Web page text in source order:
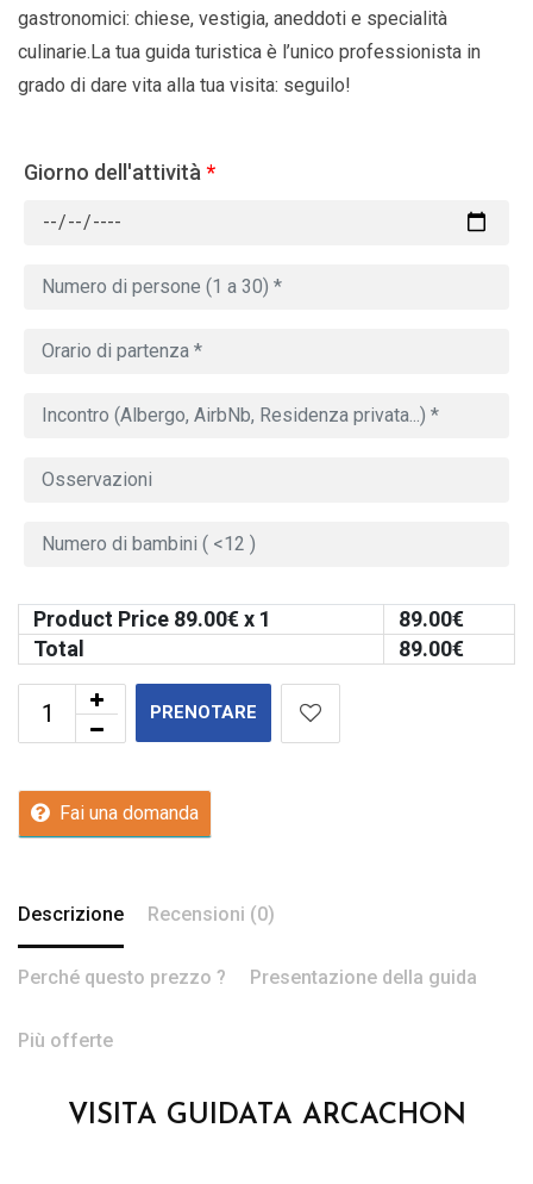
gastronomici: chiese, vestigia, aneddoti e specialità
culinarie.La tua guida turistica è l’unico professionista in
grado di dare vita alla tua visita: seguilo!
Giorno dell'attività *
Product Price 89.00€ x 1 89.00€
Total
89.00€
PRENOTARE
Fai una domanda
Descrizione Recensioni (0)
Perché questo prezzo ? Presentazione della guida
Più offerte
VISITA GUIDATA ARCACHON